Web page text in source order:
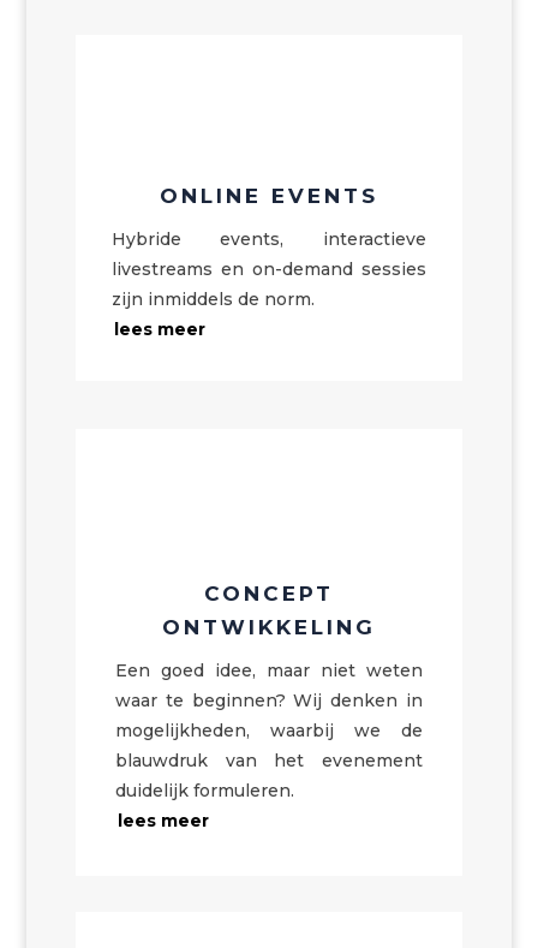
ONLINE EVENTS
Hybride events, interactieve
livestreams en on-demand sessies
zijn inmiddels de norm.
lees meer
CONCEPT
ONTWIKKELING
Een goed idee, maar niet weten
waar te beginnen? Wij denken in
mogelijkheden, waarbij we de
blauwdruk van het evenement
duidelijk formuleren.
lees meer